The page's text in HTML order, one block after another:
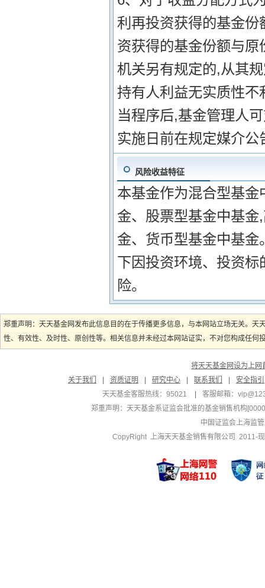
利再投资获得的基金
资获得的基金份额与原
机关另有规定的,从其
持有人利益无实质性
当程序后,基金管理人
实施日前在规定媒介公
风险收益特征
本基金作为混合型基
金、股票型基金中基
金、货币型基金中基
下因投资环境、投资
险。
郑重声明：天天基金网发布此信息目的在于传播更多信息，与本网站立场无关。
性、有效性、及时性、原创性等。相关信息并未经过本网站证实，不对您构成任
将天天基金网设为上网
关于我们
资质证明 研究中心 联系我们
安全指引
天天基金客服热线：95021
客服邮箱：
郑重声明： 天天基金系证监会批准的基金销售机构
中国证监会上海监
CopyRight 上海天天基金销售有限公司 2011-